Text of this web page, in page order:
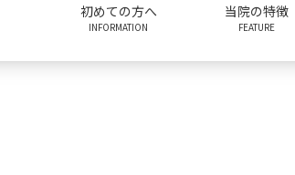
初めての方へ
INFORMATION
当院の特徴
FEATURE